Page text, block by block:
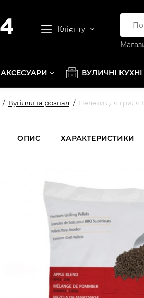
Клієнту
АКСЕСУАРИ ВУЛИЧНІ КУХНІ
Вугілля та розпал Пелети для гриля
ОПИС ХАРАКТЕРИСТИКИ